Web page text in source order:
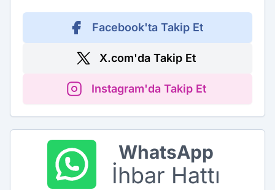
Facebook'ta Takip Et
X.com'da Takip Et
Instagram'da Takip Et
WhatsApp
İhbar Hattı